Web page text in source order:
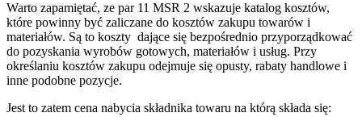
Warto zapamiętać, ze par 11 MSR 2 wskazuje katalog kosztów,
które powinny być zaliczane do kosztów zakupu towarów i
materiałów. Są to koszty dające się bezpośrednio przyporządkować
do pozyskania wyrobów gotowych, materiałów i usług. Przy
określaniu kosztów zakupu odejmuje się opusty, rabaty handlowe i
inne podobne pozycje.
Jest to zatem cena nabycia składnika towaru na którą składa się: